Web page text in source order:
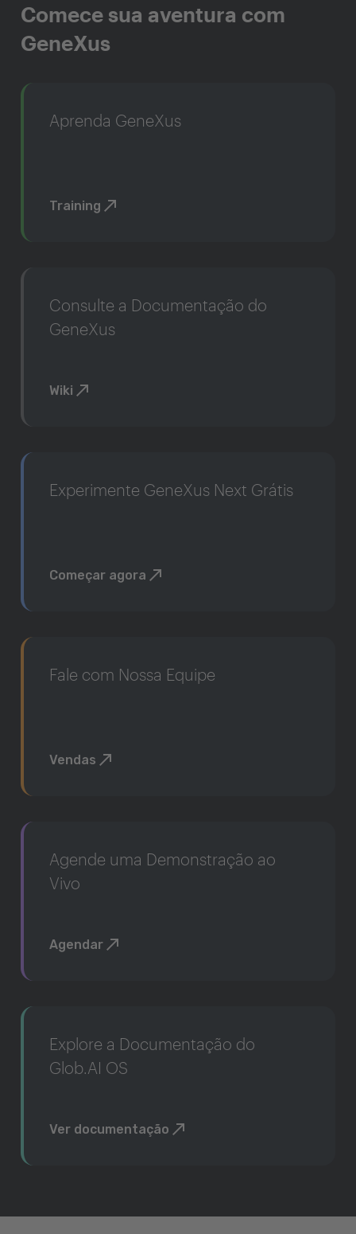
Comece sua aventura com
GeneXus
Aprenda GeneXus
Training
Consulte a Documentação do
GeneXus
Wiki
Experimente GeneXus Next Grátis
Começar agora
Fale com Nossa Equipe
Vendas
Agende uma Demonstração ao
Vivo
Agendar
Explore a Documentação do
Glob.AI OS
Ver documentação